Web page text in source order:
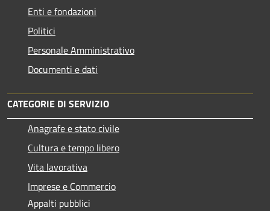
Enti e fondazioni
Politici
Personale Amministrativo
Documenti e dati
CATEGORIE DI SERVIZIO
Anagrafe e stato civile
Cultura e tempo libero
Vita lavorativa
Imprese e Commercio
Appalti pubblici